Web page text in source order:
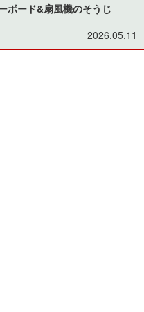
ボード&扇風機のそうじ
2026.05.11